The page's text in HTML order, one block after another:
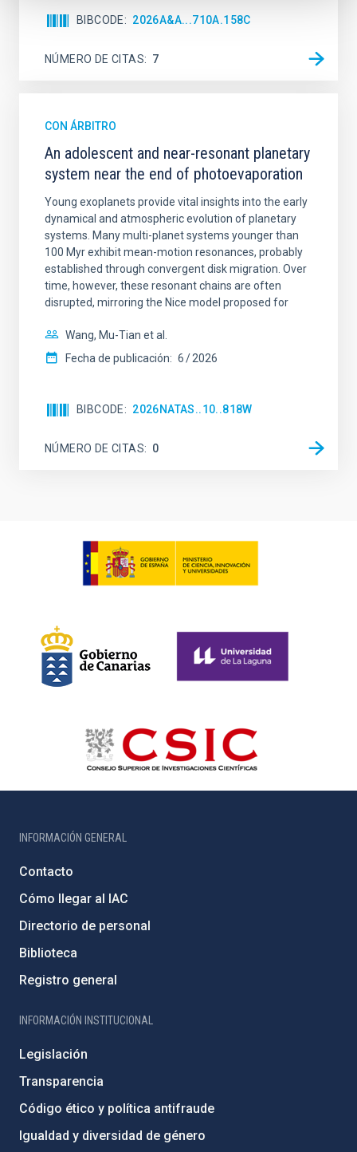
BIBCODE 2026A&A...710A.158C
NÚMERO DE CITAS 7
CON ÁRBITRO
An adolescent and near-resonant planetary
system near the end of photoevaporation
Young exoplanets provide vital insights into the early
dynamical and atmospheric evolution of planetary
systems. Many multi-planet systems younger than
100 Myr exhibit mean-motion resonances, probably
established through convergent disk migration. Over
time, however, these resonant chains are often
disrupted, mirroring the Nice model proposed for
Wang, Mu-Tian et al.
Fecha de publicación: 6 2026
BIBCODE 2026NATAS..10..818W
NÚMERO DE CITAS 0
INFORMACIÓN GENERAL
Contacto
Cómo llegar al IAC
Directorio de personal
Biblioteca
Registro general
INFORMACIÓN INSTITUCIONAL
Legislación
Transparencia
Código ético y política antifraude
Igualdad y diversidad de género